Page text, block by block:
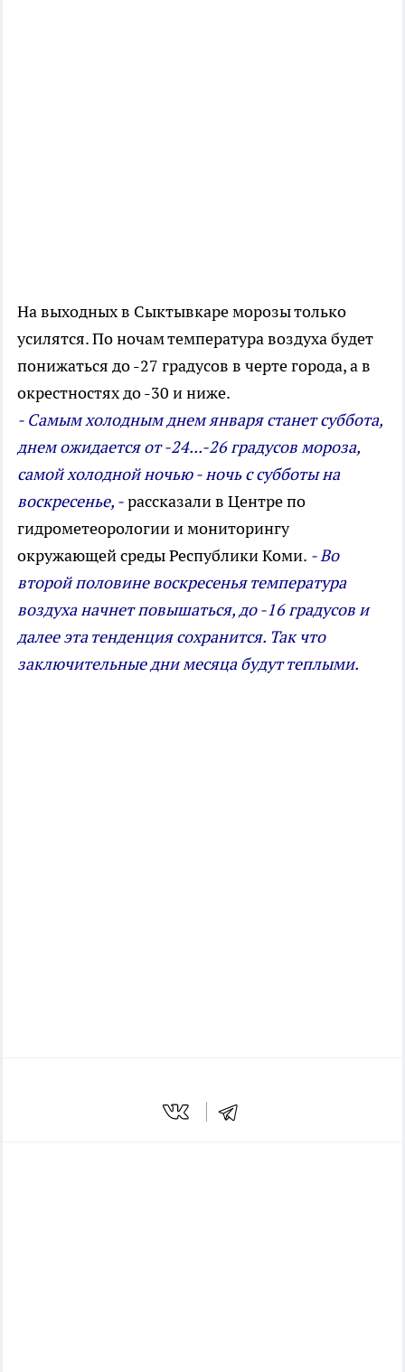
На выходных в Сыктывкаре морозы только
усилятся. По ночам температура воздуха будет
понижаться до -27 градусов в черте города, а в
окрестностях до -30 и ниже.
- Самым холодным днем января станет суббота,
днем ожидается от -24...-26 градусов мороза,
самой холодной ночью - ночь с субботы на
воскресенье, -рассказали в Центре по
гидрометеорологии и мониторингу
окружающей среды Республики Коми. - Во
второй половине воскресенья температура
воздуха начнет повышаться, до -16 градусов и
далее эта тенденция сохранится. Так что
заключительные дни месяца будут теплыми.